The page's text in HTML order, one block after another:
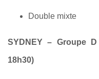
Double mixte
SYDNEY – Groupe
18h30)